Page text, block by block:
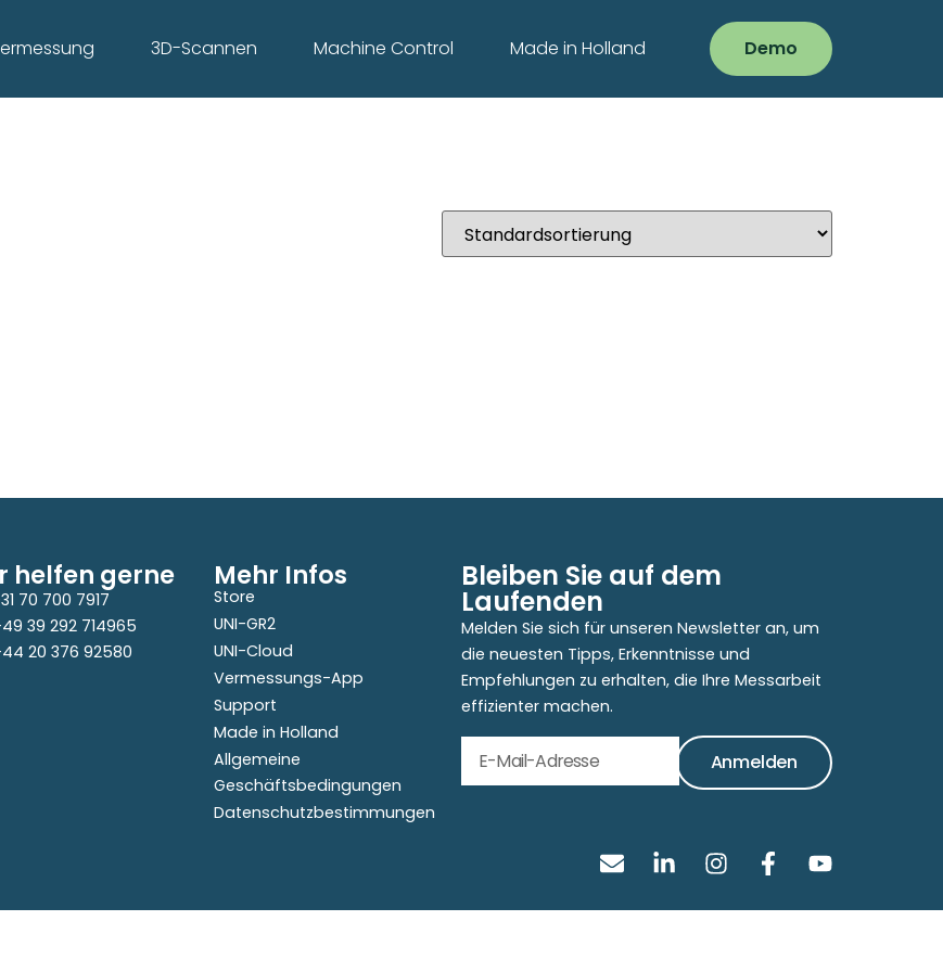
3D-Scannen Machine Control Made in Holland Demo
helfen gerne
70 700 7917
39 292 714965
20 376 92580
Mehr Infos
Store
UNI-GR2
UNI-Cloud
Vermessungs-App
Support
Made in Holland
Allgemeine
Geschäftsbedingungen
Datenschutzbestimmungen
Bleiben Sie auf dem
Laufenden
Melden Sie sich für unseren Newsletter an, um
die neuesten Tipps, Erkenntnisse und
Empfehlungen zu erhalten, die Ihre Messarbeit
effizienter machen.
Anmelden